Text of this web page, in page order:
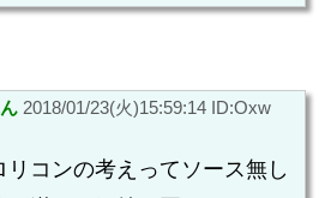
2018/01/23(火)15:59:14 ID:Oxw
コンの考えってソース無し